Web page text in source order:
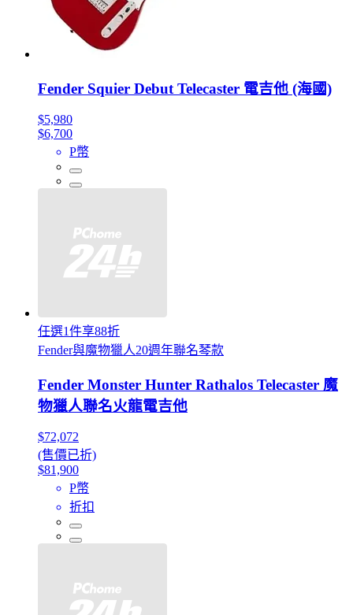
Fender Squier Debut Telecaster 電吉他 (海國)
$5,980
$6,700
P幣
任選1件享88折
Fender與魔物獵人20週年聯名琴款
Fender Monster Hunter Rathalos Telecaster 魔
物獵人聯名火龍電吉他
$72,072
(售價已折)
$81,900
P幣
折扣